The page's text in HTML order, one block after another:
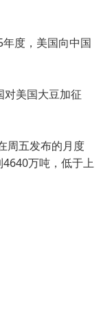
度，美国向中国
美国大豆加征
周五发布的月度
万吨，低于上